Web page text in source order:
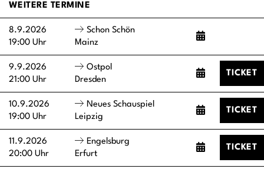
WEITERE TERMINE
8.9.2026
19:00 Uhr
Schon Schön
Mainz
9.9.2026
21:00 Uhr
Ostpol
Dresden
TICKET
10.9.2026
19:00 Uhr
Neues Schauspiel
Leipzig
TICKET
11.9.2026
20:00 Uhr
Engelsburg
Erfurt
TICKET